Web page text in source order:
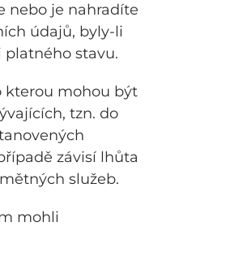
nebo je nahradíte
údajů, byly-li
platného stavu.
kterou mohou být
tzn. do
závisí lhůta
služeb.
mohli